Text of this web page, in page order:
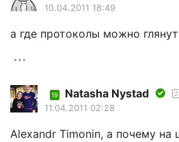
10.04.2011 18:49
а где протоколы можно
19 Natasha Nystad
11.04.2011 02:28
Alexandr Timonin, а почему на